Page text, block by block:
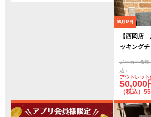
05月18日
【西岡店
ッキング
メーカー希
込）
アウトレット
50,000
（税込）